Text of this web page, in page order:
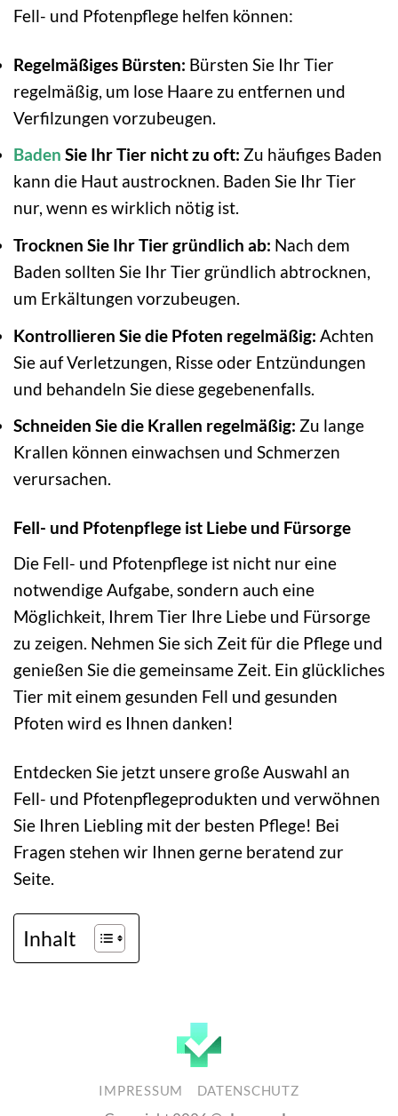
Fell- und Pfotenpflege helfen können:
Regelmäßiges Bürsten: Bürsten Sie Ihr Tier
regelmäßig, um lose Haare zu entfernen und
Verfilzungen vorzubeugen.
Baden Sie Ihr Tier nicht zu oft: Zu häufiges Baden
kann die Haut austrocknen. Baden Sie Ihr Tier
nur, wenn es wirklich nötig ist.
Trocknen Sie Ihr Tier gründlich ab: Nach dem
Baden sollten Sie Ihr Tier gründlich abtrocknen,
um Erkältungen vorzubeugen.
Kontrollieren Sie die Pfoten regelmäßig: Achten
Sie auf Verletzungen, Risse oder Entzündungen
und behandeln Sie diese gegebenenfalls.
Schneiden Sie die Krallen regelmäßig: Zu lange
Krallen können einwachsen und Schmerzen
verursachen.
Fell- und Pfotenpflege ist Liebe und Fürsorge
Die Fell- und Pfotenpflege ist nicht nur eine
notwendige Aufgabe, sondern auch eine
Möglichkeit, Ihrem Tier Ihre Liebe und Fürsorge
zu zeigen. Nehmen Sie sich Zeit für die Pflege und
genießen Sie die gemeinsame Zeit. Ein glückliches
Tier mit einem gesunden Fell und gesunden
Pfoten wird es Ihnen danken!
Entdecken Sie jetzt unsere große Auswahl an
Fell- und Pfotenpflegeprodukten und verwöhnen
Sie Ihren Liebling mit der besten Pflege! Bei
Fragen stehen wir Ihnen gerne beratend zur
Seite.
Inhalt
IMPRESSUM DATENSCHUTZ